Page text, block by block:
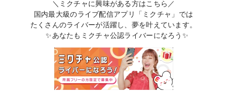
＼ミクチャに興味がある方はこちら／
国内最大級のライブ配信アプリ「ミクチャ」では
たくさんのライバーが活躍し、夢を叶えています。
✨あなたもミクチャ公認ライバーになろう✨